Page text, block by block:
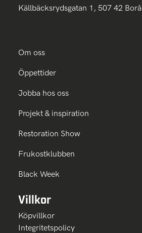
Källbäcksrydsgatan 1, 507 42
Om oss
Öppettider
Jobba hos oss
Projekt & inspiration
Restoration Show
Frukostklubben
Black Week
Villkor
Köpvillkor
Integritetspolicy